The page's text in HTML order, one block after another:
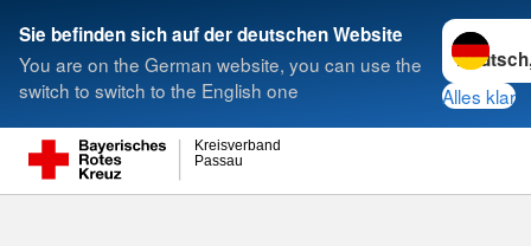
Sie befinden sich auf der deutschen Website
You are on the German website, you can use the
switch to switch to the English one
Sprache
Alles klar
Passau
Kreisverband
Suche